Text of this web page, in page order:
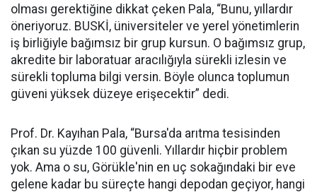
olması gerektiğine dikkat çeken Pala, “Bunu, yıllardır
öneriyoruz. BUSKİ, üniversiteler ve yerel yönetimlerin
iş birliğiyle bağımsız bir grup kursun. O bağımsız grup,
akredite bir laboratuar aracılığıyla sürekli izlesin ve
sürekli topluma bilgi versin. Böyle olunca toplumun
güveni yüksek düzeye erişecektir” dedi.
Prof. Dr. Kayıhan Pala, “Bursa'da arıtma tesisinden
çıkan su yüzde 100 güvenli. Yıllardır hiçbir problem
yok. Ama o su, Görükle'nin en uç sokağındaki bir eve
gelene kadar bu süreçte hangi depodan geçiyor, hangi